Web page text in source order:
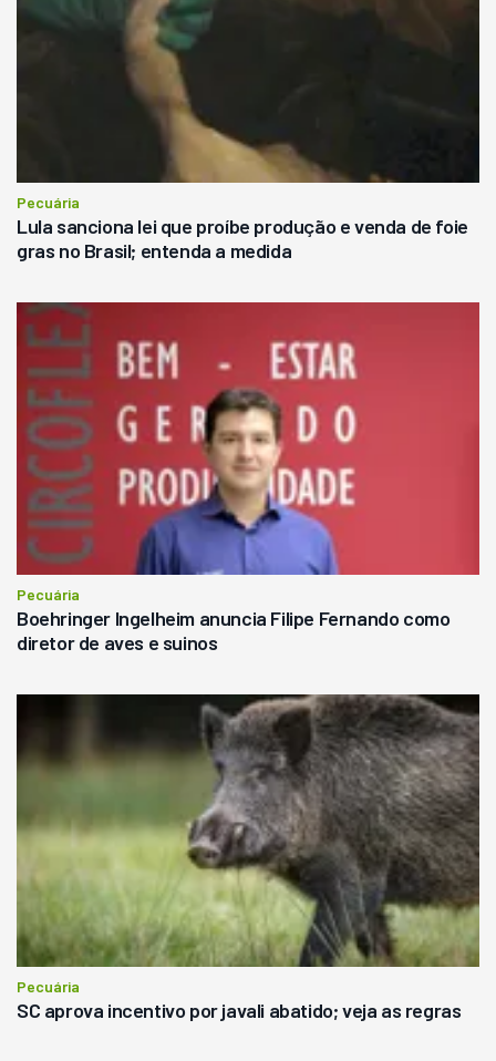
Pecuária
Lula sanciona lei que proíbe produção e venda de foie
gras no Brasil; entenda a medida
Pecuária
Boehringer Ingelheim anuncia Filipe Fernando como
diretor de aves e suinos
Pecuária
SC aprova incentivo por javali abatido; veja as regras